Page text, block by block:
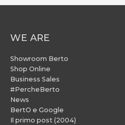
WE ARE
Showroom Berto
Shop Online
Business Sales
#PercheBerto
News
BertO e Google
Il primo post (2004)